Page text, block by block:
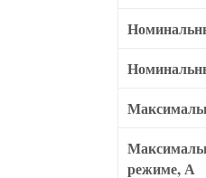
режиме, А